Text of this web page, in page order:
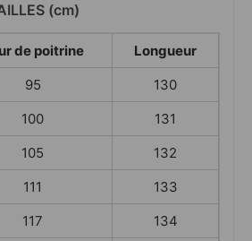
(cm)
de poitrine
Longueur
95
130
100
131
105
132
111
133
117
134